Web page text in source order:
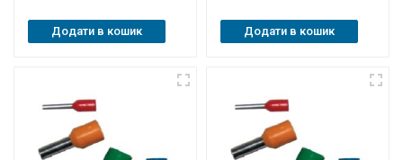
Додати в кошик Додати в кошик